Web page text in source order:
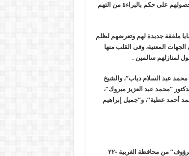
على حكم بالبراءة من التهم
ملفقة جديدة لهم وتعرضهم لظلم
الجهات المعنية، وفى القلب منها
لمنازلهم سالمين .
عبد السلام دياب”، والشيخ
“محمد عبد العزيز مبروك”،
أحمد عطية”، و”جميل إبراهيم
أدان مركز الشهاب لحقوق الإنسان استمرار الإخفاء القسري بحق “نصر ربيع عبد الرؤوف” من محافظة الغربية -٢٢